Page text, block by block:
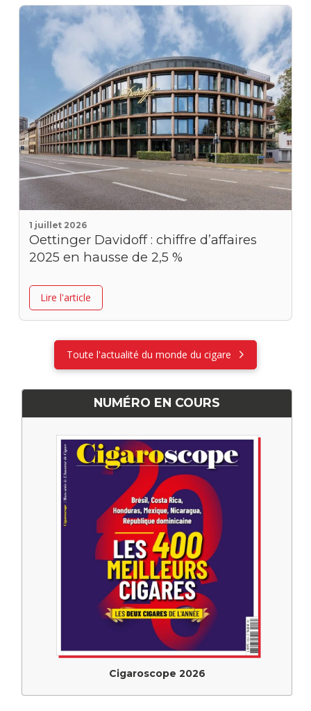
1 juillet 2026
Oettinger Davidoff : chiffre d’affaires
2025 en hausse de 2,5 %
Lire l'article
Toute l'actualité du monde du cigare
NUMÉRO EN COURS
Cigaroscope 2026